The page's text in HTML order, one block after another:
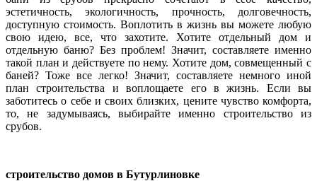
эстетичность, экологичность, прочность, долговечность,
доступную стоимость. Воплотить в жизнь вы можете любую
свою идею, все, что захотите. Хотите отдельный дом и
отдельную баню? Без проблем! Значит, составляете именно
такой план и действуете по нему. Хотите дом, совмещенный с
баней? Тоже все легко! Значит, составляете немного иной
план строительства и воплощаете его в жизнь. Если вы
заботитесь о себе и своих близких, цените чувство комфорта,
то, не задумываясь, выбирайте именно строительство из
срубов.
строительство домов в Бутурлиновке